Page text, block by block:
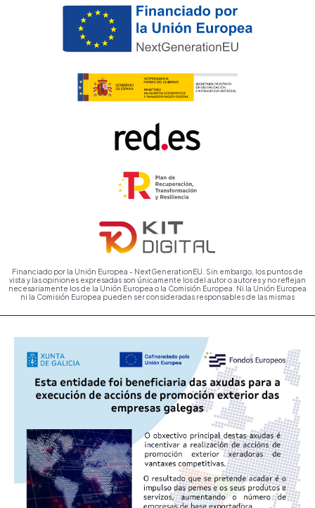
Financiado por la Unión Europea - NextGenerationEU. Sin embargo, los puntos de
vista y las opiniones expresadas son únicamente los del autor o autores y no reflejan
necesariamente los de la Unión Europea o la Comisión Europea. Ni la Unión Europea
ni la Comisión Europea pueden ser consideradas responsables de las mismas